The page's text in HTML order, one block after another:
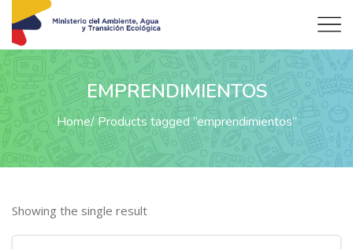
EMPRENDIMIENTOS
Home Products tagged “emprendimientos”
Showing the single result